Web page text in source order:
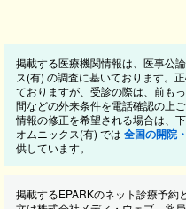
掲載する医療機関情報は、医事公
ス(有) の調査に基いております。
ておりますが、受診の際は、前も
間などの外来条件を電話確認の上
情報の修正を希望される場合は、
オムニックス(有) では 全国の開院
供しています。
掲載するEPARKのネット診療予約